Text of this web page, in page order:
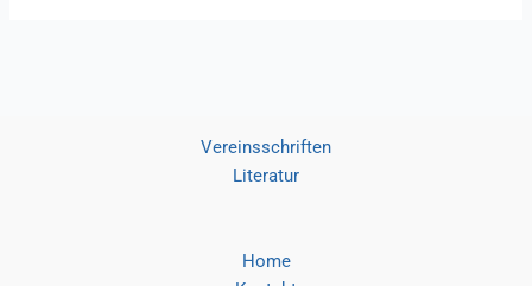
Vereinsschriften
Literatur
Home